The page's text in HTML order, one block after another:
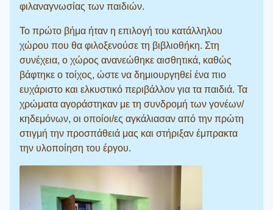
φιλαναγνωσίας των παιδιών.
Το πρώτο βήμα ήταν η επιλογή του κατάλληλου
χώρου που θα φιλοξενούσε τη βιβλιοθήκη. Στη
συνέχεια, ο χώρος ανανεώθηκε αισθητικά, καθώς
βάφτηκε ο τοίχος, ώστε να δημιουργηθεί ένα πιο
ευχάριστο και ελκυστικό περιβάλλον για τα παιδιά. Τα
χρώματα αγοράστηκαν με τη συνδρομή των γονέων/
κηδεμόνων, οι οποίοι/ες αγκάλιασαν από την πρώτη
στιγμή την προσπάθειά μας και στήριξαν έμπρακτα
την υλοποίηση του έργου.